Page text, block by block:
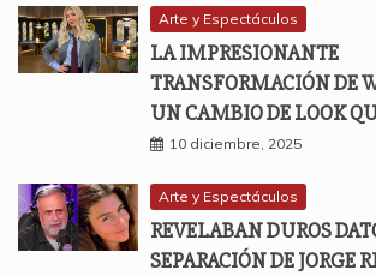
Arte y Espectáculos
LA IMPRESIONANTE
TRANSFORMACIÓN DE
UN CAMBIO DE LOOK
10 diciembre, 2025
Arte y Espectáculos
REVELABAN DUROS
SEPARACIÓN DE JORGE